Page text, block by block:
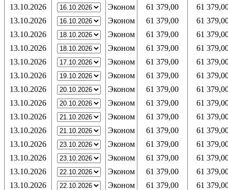
13.10.2026
Эконом 61 379,00
61
13.10.2026
Эконом 61 379,00
61
13.10.2026
Эконом 61 379,00
61
13.10.2026
Эконом 61 379,00
61
13.10.2026
Эконом 61 379,00
61
13.10.2026
Эконом 61 379,00
61
13.10.2026
Эконом 61 379,00
61
13.10.2026
Эконом 61 379,00
61
13.10.2026
Эконом 61 379,00
61
13.10.2026
Эконом 61 379,00
61
13.10.2026
Эконом 61 379,00
61
13.10.2026
Эконом 61 379,00
61
13.10.2026
Эконом 61 379,00
61
13.10.2026
Эконом 61 379,00
61